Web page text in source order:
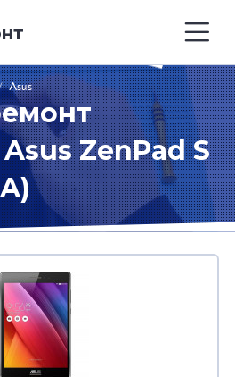
Asus
ZenPad S